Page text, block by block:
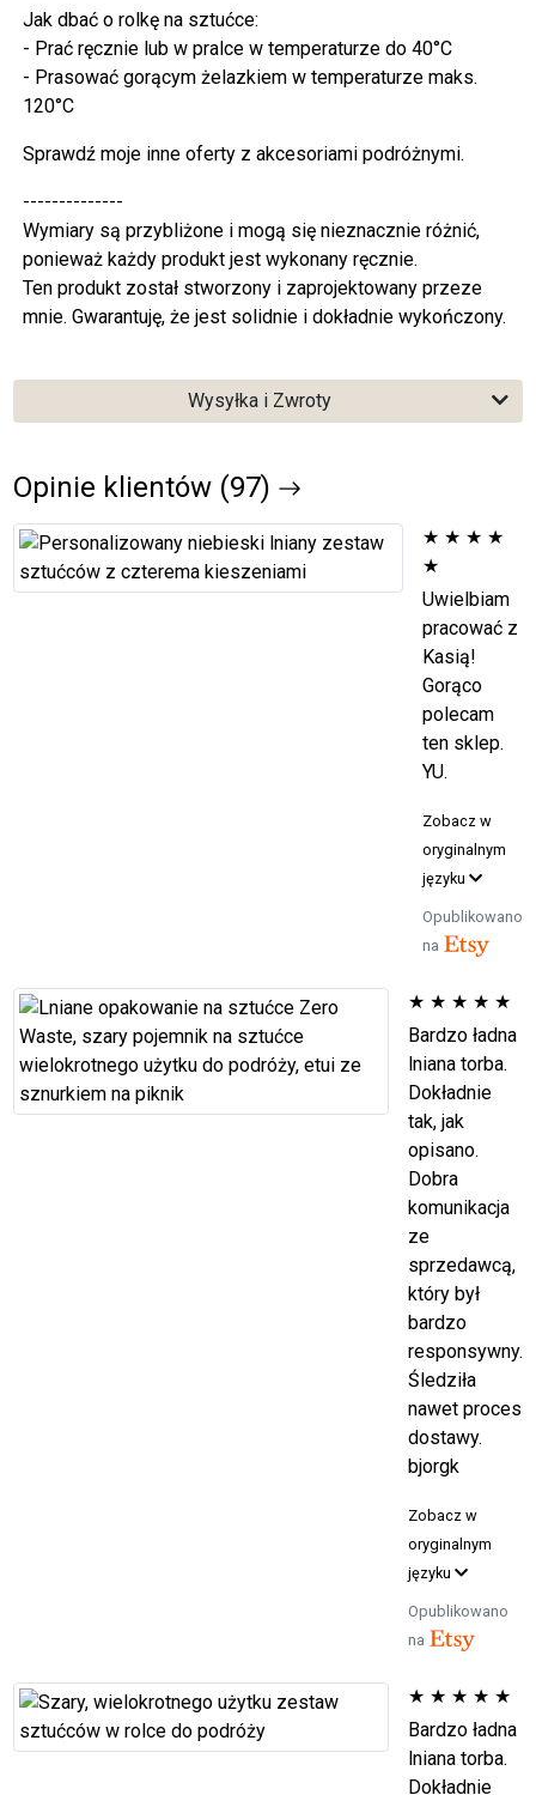
Jak dbać o rolkę na sztućce:
- Prać ręcznie lub w pralce w temperaturze do 40°C
- Prasować gorącym żelazkiem w temperaturze maks.
120°C
Sprawdź moje inne oferty z akcesoriami podróżnymi.
--------------
Wymiary są przybliżone i mogą się nieznacznie różnić,
ponieważ każdy produkt jest wykonany ręcznie.
Ten produkt został stworzony i zaprojektowany przeze
mnie. Gwarantuję, że jest solidnie i dokładnie wykończony.
Wysyłka i Zwroty
Opinie klientów (97)
★ ★ ★ ★
★
Uwielbiam
pracować z
Kasią!
Gorąco
polecam
ten sklep.
YU.
Zobacz w
oryginalnym
języku
Opublikowano
na
★ ★ ★ ★ ★
Bardzo ładna
lniana torba.
Dokładnie
tak, jak
opisano.
Dobra
komunikacja
ze
sprzedawcą,
który był
bardzo
responsywny.
Śledziła
nawet proces
dostawy.
bjorgk
Zobacz w
oryginalnym
języku
Opublikowano
na
★ ★ ★ ★ ★
Bardzo ładna
lniana torba.
Dokładnie